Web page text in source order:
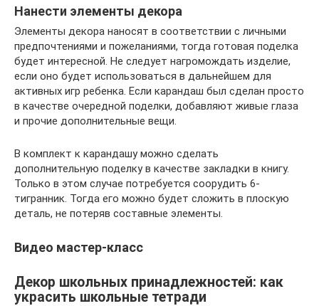
Нанести элементы декора
Элементы декора наносят в соответствии с личными
предпочтениями и пожеланиями, тогда готовая поделка
будет интересной. Не следует нагромождать изделие,
если оно будет использоваться в дальнейшем для
активных игр ребенка. Если карандаш был сделан просто
в качестве очередной поделки, добавляют живые глаза
и прочие дополнительные вещи.
В комплект к карандашу можно сделать
дополнительную поделку в качестве закладки в книгу.
Только в этом случае потребуется соорудить 6-
тигранник. Тогда его можно будет сложить в плоскую
деталь, не потеряв составные элементы.
Видео мастер-класс
Декор школьных принадлежностей: как
украсить школьные тетради